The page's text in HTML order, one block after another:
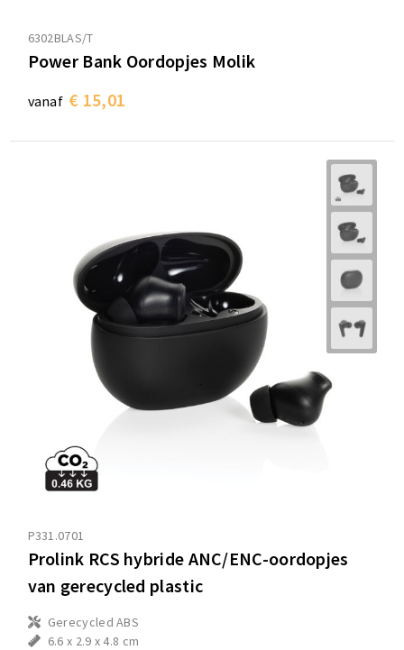
6302BLAS/T
Power Bank Oordopjes Molik
vanaf € 15,01
P331.0701
Prolink RCS hybride ANC/ENC-oordopjes
van gerecycled plastic
Gerecycled ABS
6.6 x 2.9 x 4.8 cm